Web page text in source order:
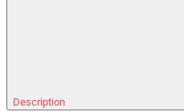
Description